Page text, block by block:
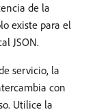
de la
existe para el
JSON.
servicio, la
con
Utilice la